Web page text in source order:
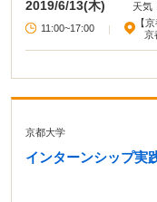
2019/6/13(木)
天気
11:00~17:00
|
【
京
京都大学
インターンシップ